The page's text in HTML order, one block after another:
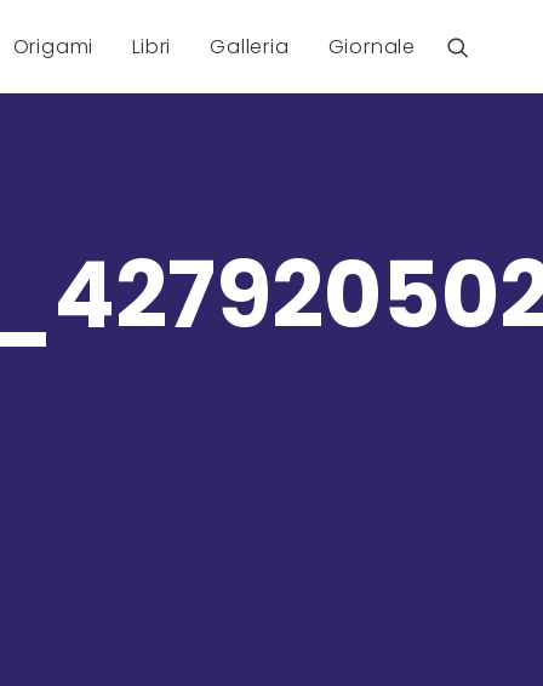
Origami Libri Galleria Giornale